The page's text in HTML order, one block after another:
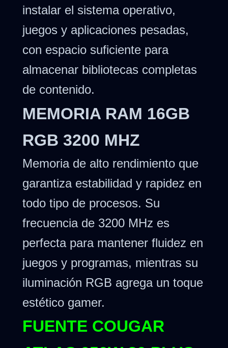
instalar el sistema operativo,
juegos y aplicaciones pesadas,
con espacio suficiente para
almacenar bibliotecas completas
de contenido.
MEMORIA RAM 16GB
RGB 3200 MHZ
Memoria de alto rendimiento que
garantiza estabilidad y rapidez en
todo tipo de procesos. Su
frecuencia de 3200 MHz es
perfecta para mantener fluidez en
juegos y programas, mientras su
iluminación RGB agrega un toque
estético gamer.
FUENTE COUGAR